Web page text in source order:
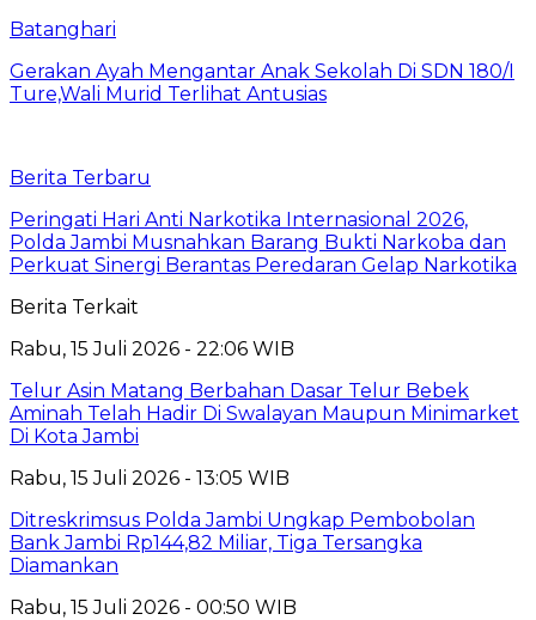
Batanghari
Gerakan Ayah Mengantar Anak Sekolah Di SDN 180/I
Ture,Wali Murid Terlihat Antusias
Berita Terbaru
Peringati Hari Anti Narkotika Internasional 2026,
Polda Jambi Musnahkan Barang Bukti Narkoba dan
Perkuat Sinergi Berantas Peredaran Gelap Narkotika
Berita Terkait
Rabu, 15 Juli 2026 - 22:06 WIB
Telur Asin Matang Berbahan Dasar Telur Bebek
Aminah Telah Hadir Di Swalayan Maupun Minimarket
Di Kota Jambi
Rabu, 15 Juli 2026 - 13:05 WIB
Ditreskrimsus Polda Jambi Ungkap Pembobolan
Bank Jambi Rp144,82 Miliar, Tiga Tersangka
Diamankan
Rabu, 15 Juli 2026 - 00:50 WIB